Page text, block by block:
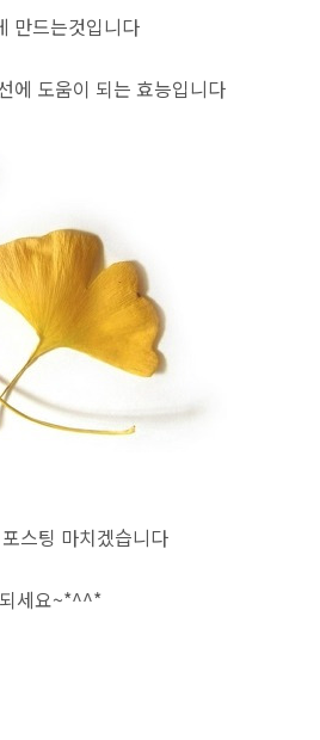
만드는것입니다
에 도움이 되는 효능입니다
스팅 마치겠습니다
세요~*^^*